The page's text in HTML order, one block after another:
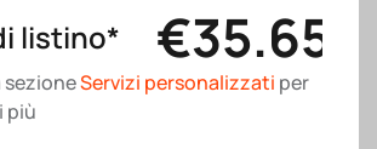
listino* €35.65
Servizi personalizzati per
più